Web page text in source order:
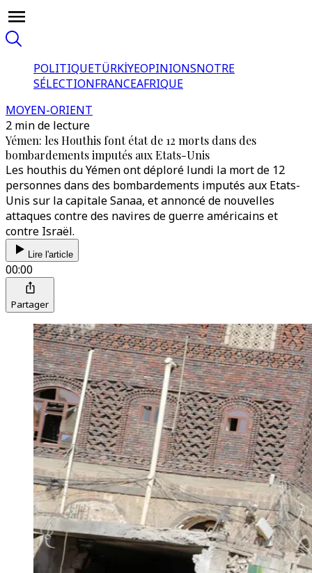
POLITIQUETÜRKİYEOPINIONSNOTRE
SÉLECTIONFRANCEAFRIQUE
MOYEN-ORIENT
2 min de lecture
Yémen: les Houthis font état de 12 morts dans des
bombardements imputés aux Etats-Unis
Les houthis du Yémen ont déploré lundi la mort de 12
personnes dans des bombardements imputés aux Etats-
Unis sur la capitale Sanaa, et annoncé de nouvelles
attaques contre des navires de guerre américains et
contre Israël.
Lire l'article
00:00
Partager